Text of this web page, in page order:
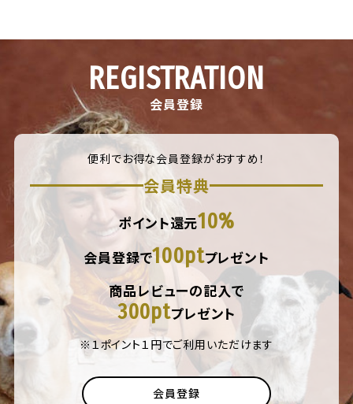
REGISTRATION
会員登録
便利でお得な会員登録がおすすめ！
会員特典
ポイント還元10%
会員登録で100ptプレゼント
商品レビューの記入で
300ptプレゼント
※１ポイント１円でご利用いただけます
会員登録